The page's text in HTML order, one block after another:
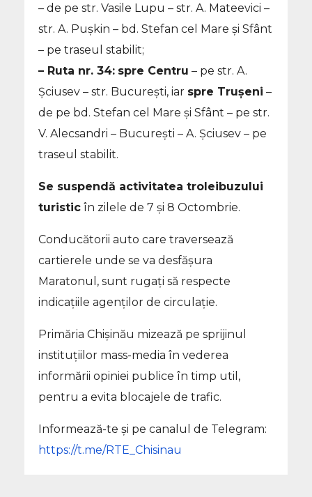
– de pe str. Vasile Lupu – str. A. Mateevici –
str. A. Pușkin – bd. Stefan cel Mare și Sfânt
– pe traseul stabilit;
– Ruta nr. 34: spre Centru – pe str. A.
Șciusev – str. București, iar spre Trușeni –
de pe bd. Stefan cel Mare și Sfânt – pe str.
V. Alecsandri – București – A. Șciusev – pe
traseul stabilit.
Se suspendă activitatea troleibuzului
turistic în zilele de 7 și 8 Octombrie.
Conducătorii auto care traversează
cartierele unde se va desfășura
Maratonul, sunt rugaţi să respecte
indicațiile agenților de circulație.
Primăria Chişinău mizează pe sprijinul
instituţiilor mass-media în vederea
informării opiniei publice în timp util,
pentru a evita blocajele de trafic.
Informează-te și pe canalul de Telegram:
https://t.me/RTE_Chisinau